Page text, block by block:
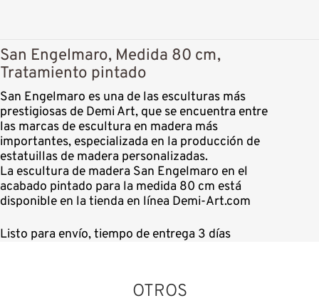
San Engelmaro, Medida 80 cm,
Tratamiento pintado
San Engelmaro es una de las esculturas más
prestigiosas de Demi Art, que se encuentra entre
las marcas de escultura en madera más
importantes, especializada en la producción de
estatuillas de madera personalizadas.
La escultura de madera San Engelmaro en el
acabado pintado para la medida 80 cm está
disponible en la tienda en línea Demi-Art.com
Listo para envío, tiempo de entrega 3 días
OTROS